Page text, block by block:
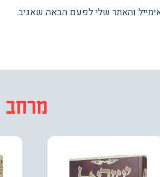
והאתר שלי לפעם הבאה שאגיב.
מבחר